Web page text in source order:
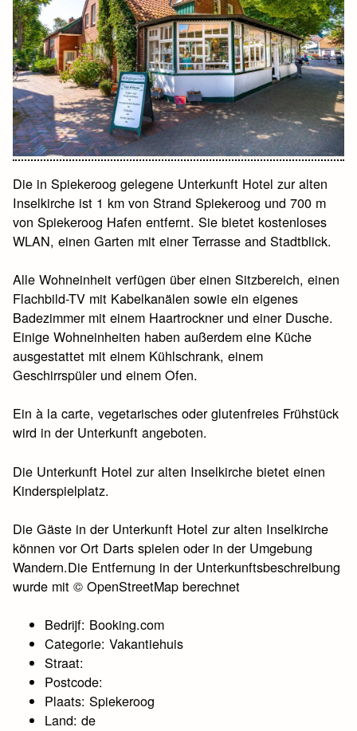
Die in Spiekeroog gelegene Unterkunft Hotel zur alten
Inselkirche ist 1 km von Strand Spiekeroog und 700 m
von Spiekeroog Hafen entfernt. Sie bietet kostenloses
WLAN, einen Garten mit einer Terrasse and Stadtblick.
Alle Wohneinheit verfügen über einen Sitzbereich, einen
Flachbild-TV mit Kabelkanälen sowie ein eigenes
Badezimmer mit einem Haartrockner und einer Dusche.
Einige Wohneinheiten haben außerdem eine Küche
ausgestattet mit einem Kühlschrank, einem
Geschirrspüler und einem Ofen.
Ein à la carte, vegetarisches oder glutenfreies Frühstück
wird in der Unterkunft angeboten.
Die Unterkunft Hotel zur alten Inselkirche bietet einen
Kinderspielplatz.
Die Gäste in der Unterkunft Hotel zur alten Inselkirche
können vor Ort Darts spielen oder in der Umgebung
Wandern.Die Entfernung in der Unterkunftsbeschreibung
wurde mit © OpenStreetMap berechnet
Bedrijf: Booking.com
Categorie: Vakantiehuis
Straat:
Postcode:
Plaats: Spiekeroog
Land: de